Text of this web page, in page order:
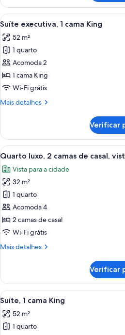
a
cidade
luxo,
cama
vista
para
cidade
Carrega
todas
as
fotos
de
Suíte
executiva,
cama
5
Suíte executiva, 1 cama King
52 m²
1 quarto
Acomoda 2
1 cama King
Wi-Fi grátis
Mais detalhes
Mais
executiva,
cama
Verificar
Carrega
todas
as
fotos
de
Quarto
luxo,
2
de
para
a
cidade
7
Quarto luxo, 2 camas de casal,
Vista para a cidade
32 m²
1 quarto
Acomoda 4
2 camas de casal
Wi-Fi grátis
Mais detalhes
Mais
luxo,
camas
casal,
vista
Verificar
Carrega
todas
as
fotos
8
Suíte, 1 cama King
52 m²
1 quarto